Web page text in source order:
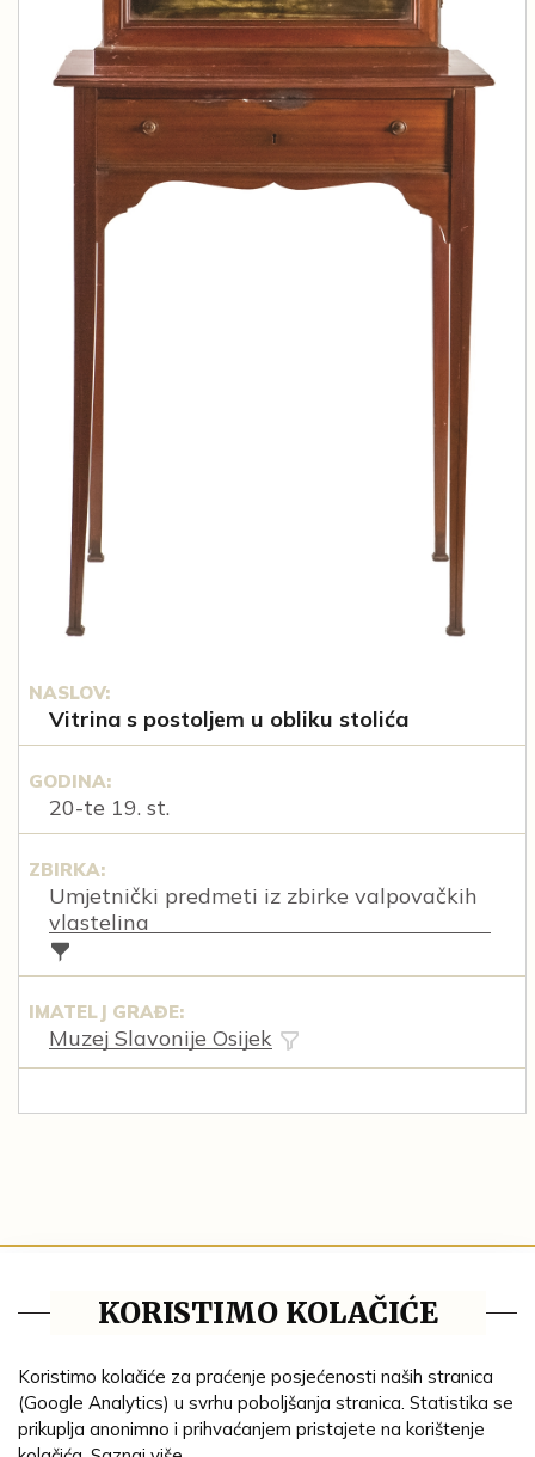
NASLOV:
Vitrina s postoljem u obliku stolića
GODINA:
20-te 19. st.
ZBIRKA:
Umjetnički predmeti iz zbirke valpovačkih
vlastelina
IMATELJ GRAĐE:
Muzej Slavonije Osijek
Impresum
Ustanove
Lenta vremena
KORISTIMO KOLAČIĆE
Koristimo kolačiće za praćenje posjećenosti naših stranica
(Google Analytics) u svrhu poboljšanja stranica. Statistika se
prikuplja anonimno i prihvaćanjem pristajete na korištenje